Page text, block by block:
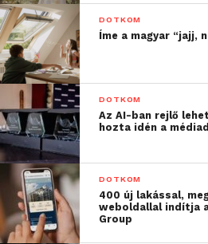
DOTKOM
Íme a magyar “jajj,
DOTKOM
Az AI-ban rejlő
hozta idén a
DOTKOM
400 új lakással,
weboldallal indítja
Group